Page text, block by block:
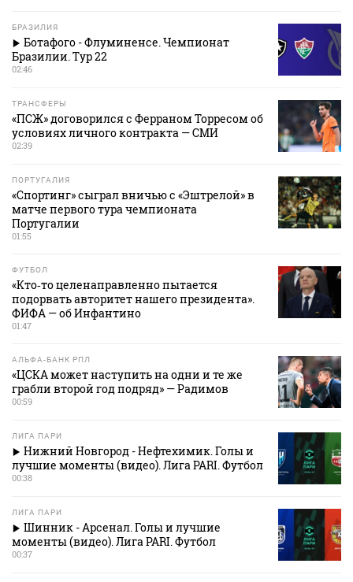
БРАЗИЛИЯ
Ботафого - Флуминенсе. Чемпионат
Бразилии. Тур 22
02:46
ТРАНСФЕРЫ
«ПСЖ» договорился с Ферраном Торресом об
условиях личного контракта — СМИ
02:39
ПОРТУГАЛИЯ
«Спортинг» сыграл вничью с «Эштрелой» в
матче первого тура чемпионата
Португалии
01:55
ФУТБОЛ
«Кто‑то целенаправленно пытается
подорвать авторитет нашего президента».
ФИФА — об Инфантино
01:47
АЛЬФА-БАНК РПЛ
«ЦСКА может наступить на одни и те же
грабли второй год подряд» — Радимов
00:59
ЛИГА ПАРИ
Нижний Новгород - Нефтехимик. Голы и
лучшие моменты (видео). Лига PARI. Футбол
00:38
ЛИГА ПАРИ
Шинник - Арсенал. Голы и лучшие
моменты (видео). Лига PARI. Футбол
00:37